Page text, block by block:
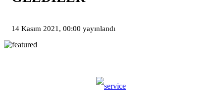
14 Kasım 2021, 00:00 yayınlandı